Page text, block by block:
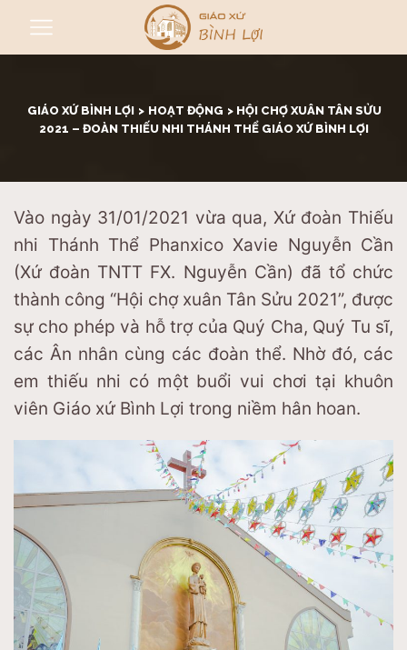
GIÁO XỨ BÌNH LỢI > HOẠT ĐỘNG > HỘI CHỢ XUÂN TÂN SỬU
2021 – ĐOÀN THIẾU NHI THÁNH THỂ GIÁO XỨ BÌNH LỢI
Vào ngày 31/01/2021 vừa qua, Xứ đoàn Thiếu
nhi Thánh Thể Phanxico Xavie Nguyễn Cần
(Xứ đoàn TNTT FX. Nguyễn Cần) đã tổ chức
thành công “Hội chợ xuân Tân Sửu 2021”, được
sự cho phép và hỗ trợ của Quý Cha, Quý Tu sĩ,
các Ân nhân cùng các đoàn thể. Nhờ đó, các
em thiếu nhi có một buổi vui chơi tại khuôn
viên Giáo xứ Bình Lợi trong niềm hân hoan.